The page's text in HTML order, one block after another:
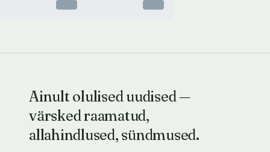
Ainult olulised uudised —
värsked raamatud,
allahindlused, sündmused.